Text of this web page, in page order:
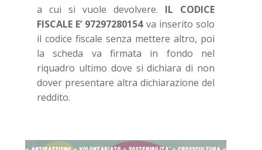
a cui si vuole devolvere. IL CODICE
FISCALE E’ 97297280154 va inserito solo
il codice fiscale senza mettere altro, poi
la scheda va firmata in fondo nel
riquadro ultimo dove si dichiara di non
dover presentare altra dichiarazione del
reddito.